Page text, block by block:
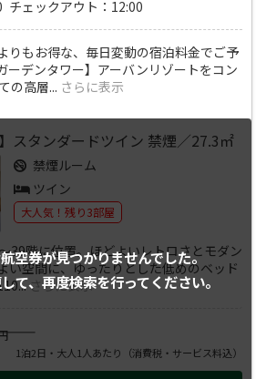
チェックアウト：12:00
りもお得な、毎日変動の宿泊料金でご予
ーデンタワー】アーバンリゾートをコン
の高層... さらに表示
空券が見つかりませんでした。
て、再度検索を行ってください。
スタンダードツイン 禁煙／27.3㎡
禁煙ルーム
ツイン
大人気！残り3部屋
39階に位置。ほどよいレトロさとモダン
い空間に、ゆったりとした低めのベッド
...さらに表示
1泊2日・大人1人あたり （消費税・サービス料込）